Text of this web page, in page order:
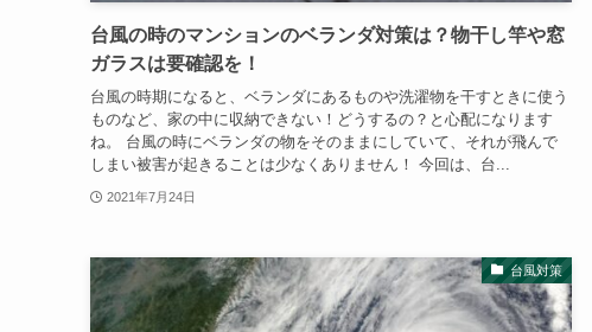
台風の時のマンションのベランダ対策は？物干し竿や窓
ガラスは要確認を！
台風の時期になると、ベランダにあるものや洗濯物を干すときに使う
ものなど、家の中に収納できない！どうするの？と心配になります
ね。 台風の時にベランダの物をそのままにしていて、それが飛んで
しまい被害が起きることは少なくありません！ 今回は、台...
2021年7月24日
台風対策